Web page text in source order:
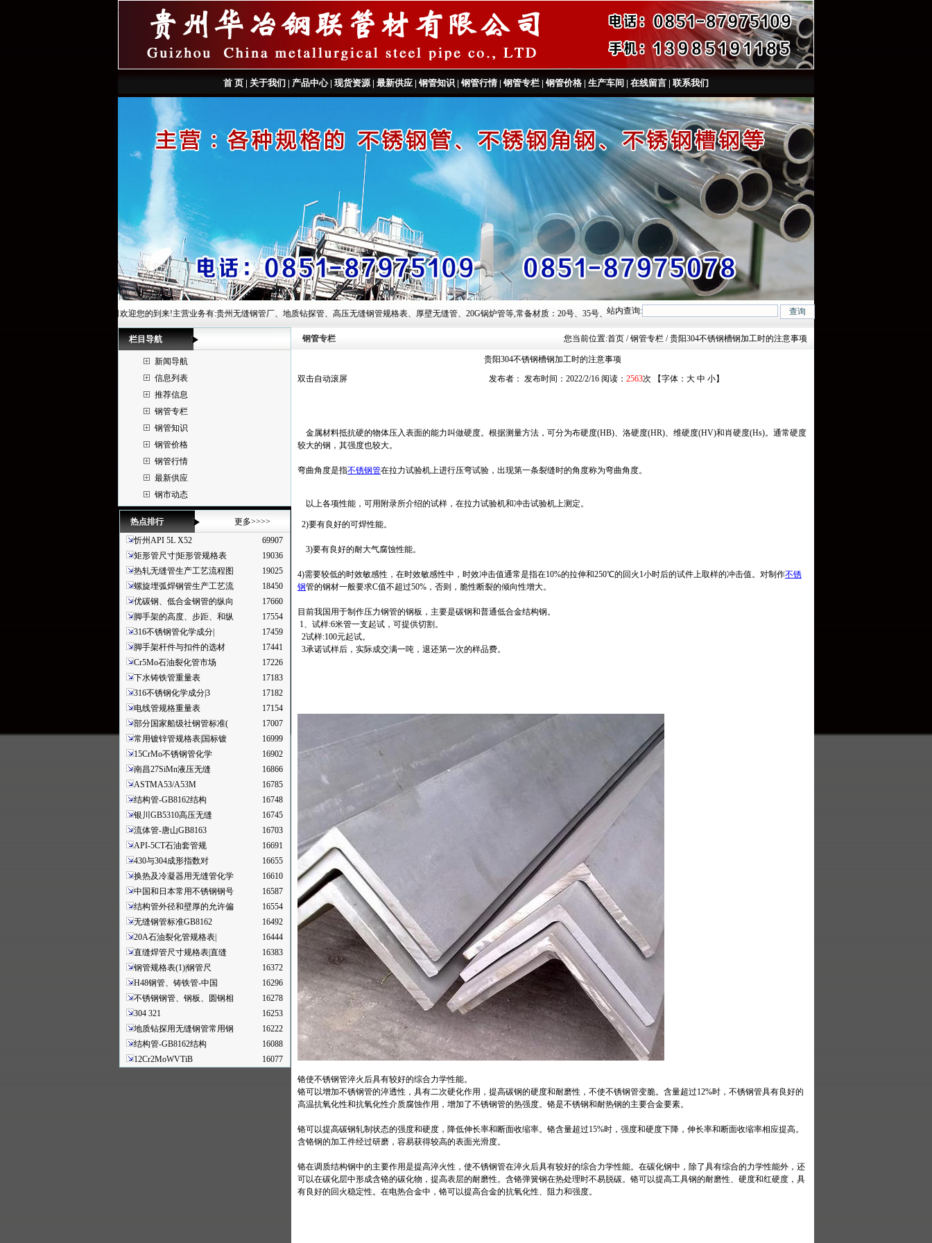
首 页 | 关于我们 | 产品中心| 现货资源| 最新供应 | 钢管知识 | 钢管行情 | 钢管专栏 | 钢管价格 | 生产车间 | 在线留言 | 联系我们
贵州华冶钢联管材有限公司欢迎您的到来!主营业务有:贵州无缝钢管厂、地质钻探管、高压无缝钢管规格表、厚壁无缝管、20G锅炉管等,常备材质：20号、35号、45号、20G、40Cr、20Cr、16Mn-45Mn、27SiMn、Cr5Mo、12CrMo(T12)、12Cr1MoV、
站内查询:
栏目导航
新闻导航
信息列表
推荐信息
钢管专栏
钢管知识
钢管价格
钢管行情
最新供应
钢市动态
热点排行
更多>>>>
忻州API 5L X52
69907
矩形管尺寸|矩形管规格表
19036
热轧无缝管生产工艺流程图
19025
螺旋埋弧焊钢管生产工艺流
18450
优碳钢、低合金钢管的纵向
17660
脚手架的高度、步距、和纵
17554
316不锈钢管化学成分|
17459
脚手架杆件与扣件的选材
17441
Cr5Mo石油裂化管市场
17226
下水铸铁管重量表
17183
316不锈钢化学成分|3
17182
电线管规格重量表
17154
部分国家船级社钢管标准(
17007
常用镀锌管规格表|国标镀
16999
15CrMo不锈钢管化学
16902
南昌27SiMn液压无缝
16866
ASTMA53/A53M
16785
结构管-GB8162结构
16748
银川GB5310高压无缝
16745
流体管-唐山GB8163
16703
API-5CT石油套管规
16691
430与304成形指数对
16655
换热及冷凝器用无缝管化学
16610
中国和日本常用不锈钢钢号
16587
结构管外径和壁厚的允许偏
16554
无缝钢管标准GB8162
16492
20A石油裂化管规格表|
16444
直缝焊管尺寸规格表|直缝
16383
钢管规格表(1)|钢管尺
16372
H48钢管、铸铁管-中国
16296
不锈钢钢管、钢板、圆钢相
16278
304 321
16253
地质钻探用无缝钢管常用钢
16222
结构管-GB8162结构
16088
12Cr2MoWVTiB
16077
钢管专栏 您当前位置:首页 / 钢管专栏 / 贵阳304不锈钢槽钢加工时的注意事项
贵阳304不锈钢槽钢加工时的注意事项
双击自动滚屏
发布者： 发布时间：2022/2/16 阅读： 2563次 【字体： 大 中 小】
金属材料抵抗硬的物体压入表面的能力叫做硬度。根据测量方法，可分为布硬度(HB)、洛硬度(HR)、维硬度(HV)和肖硬度(Hs)。通常硬度
较大的钢，其强度也较大。
弯曲角度是指不锈钢管在拉力试验机上进行压弯试验，出现第一条裂缝时的角度称为弯曲角度。
以上各项性能，可用附录所介绍的试样，在拉力试验机和冲击试验机上测定。
2)要有良好的可焊性能。
3)要有良好的耐大气腐蚀性能。
4)需要较低的时效敏感性，在时效敏感性中，时效冲击值通常是指在10%的拉伸和250℃的回火1小时后的试件上取样的冲击值。对制作不锈
钢管的钢材一般要求C值不超过50%，否则，脆性断裂的倾向性增大。
目前我国用于制作压力钢管的钢板，主要是碳钢和普通低合金结构钢。
1、试样:6米管一支起试，可提供切割。
2试样:100元起试。
3承诺试样后，实际成交满一吨，退还第一次的样品费。
铬使不锈钢管淬火后具有较好的综合力学性能。
铬可以增加不锈钢管的淬透性，具有二次硬化作用，提高碳钢的硬度和耐磨性，不使不锈钢管变脆。含量超过12%时，不锈钢管具有良好的
高温抗氧化性和抗氧化性介质腐蚀作用，增加了不锈钢管的热强度。铬是不锈钢和耐热钢的主要合金要素。
铬可以提高碳钢轧制状态的强度和硬度，降低伸长率和断面收缩率。铬含量超过15%时，强度和硬度下降，伸长率和断面收缩率相应提高。
含铬钢的加工件经过研磨，容易获得较高的表面光滑度。
铬在调质结构钢中的主要作用是提高淬火性，使不锈钢管在淬火后具有较好的综合力学性能。在碳化钢中，除了具有综合的力学性能外，还
可以在碳化层中形成含铬的碳化物，提高表层的耐磨性。含铬弹簧钢在热处理时不易脱碳。铬可以提高工具钢的耐磨性、硬度和红硬度，具
有良好的回火稳定性。在电热合金中，铬可以提高合金的抗氧化性、阻力和强度。